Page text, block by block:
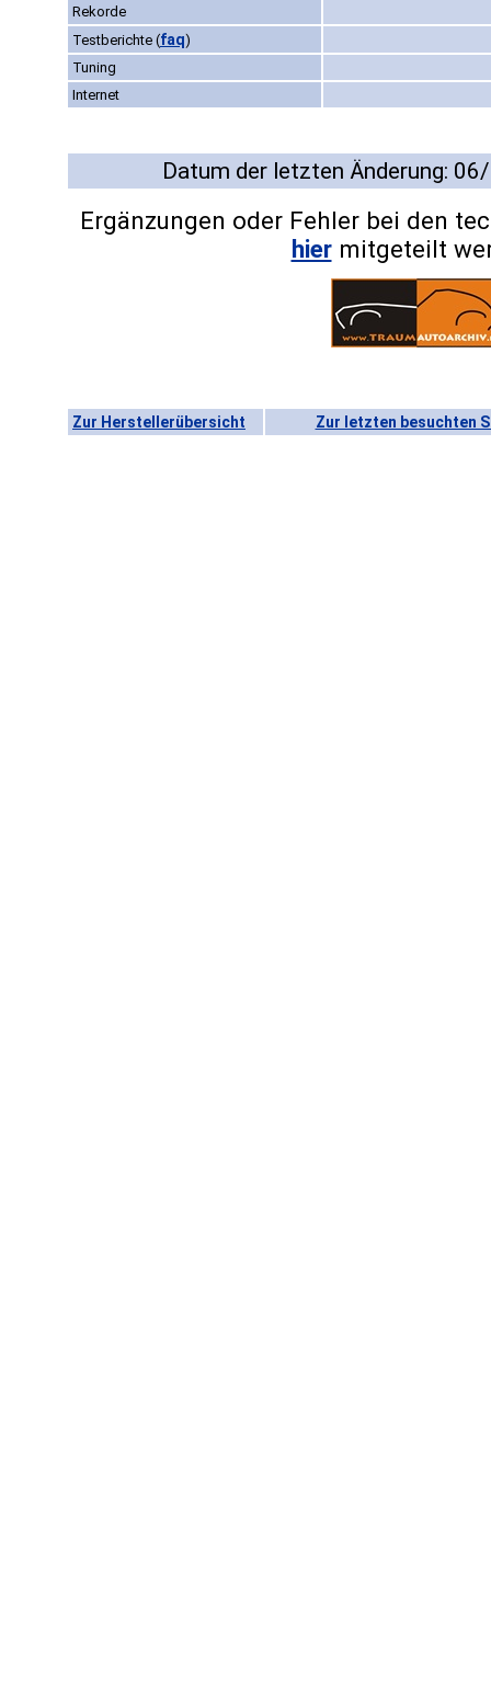
Rekorde
Testberichte (faq)
Tuning
Internet
Datum der letzten Änderung:
Ergänzungen oder Fehler bei den
hiermitgeteilt
Zur Herstellerübersicht Zur letzten besuchten